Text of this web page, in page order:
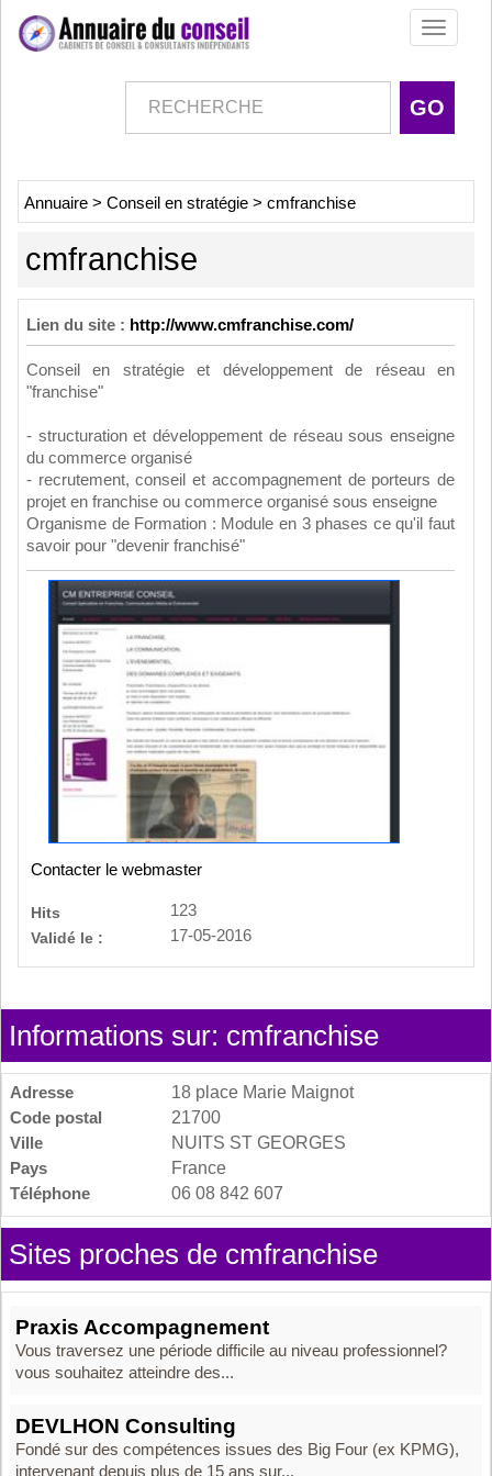
Toggle
Annuaire > Conseil en stratégie > cmfranchise
cmfranchise
Lien du site : http://www.cmfranchise.com/
Conseil en stratégie et développement de réseau en
"franchise"
- structuration et développement de réseau sous enseigne
du commerce organisé
- recrutement, conseil et accompagnement de porteurs de
projet en franchise ou commerce organisé sous enseigne
Organisme de Formation : Module en 3 phases ce qu'il faut
savoir pour "devenir franchisé"
Contacter le webmaster
Hits
123
Validé le :
17-05-2016
Informations sur: cmfranchise
Adresse
18 place Marie Maignot
Code postal
21700
Ville
NUITS ST GEORGES
Pays
France
Téléphone
06 08 842 607
Sites proches de cmfranchise
Praxis Accompagnement
Vous traversez une période difficile au niveau professionnel?
vous souhaitez atteindre des...
DEVLHON Consulting
Fondé sur des compétences issues des Big Four (ex KPMG),
intervenant depuis plus de 15 ans sur...